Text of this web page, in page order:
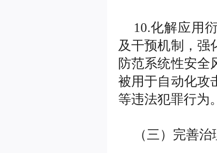
10.化解应用
及干预机制，强
防范系统性安全
被用于自动化攻
等违法犯罪行为
（三）完善